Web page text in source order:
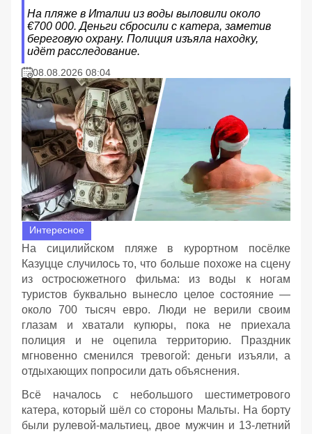
На пляже в Италии из воды выловили около
€700 000. Деньги сбросили с катера, заметив
береговую охрану. Полиция изъяла находку,
идёт расследование.
08.08.2026 08:04
Интересное
На сицилийском пляже в курортном посёлке
Казуцце случилось то, что больше похоже на сцену
из остросюжетного фильма: из воды к ногам
туристов буквально вынесло целое состояние —
около 700 тысяч евро. Люди не верили своим
глазам и хватали купюры, пока не приехала
полиция и не оцепила территорию. Праздник
мгновенно сменился тревогой: деньги изъяли, а
отдыхающих попросили дать объяснения.
Всё началось с небольшого шестиметрового
катера, который шёл со стороны Мальты. На борту
были рулевой‑мальтиец, двое мужчин и 13‑летний